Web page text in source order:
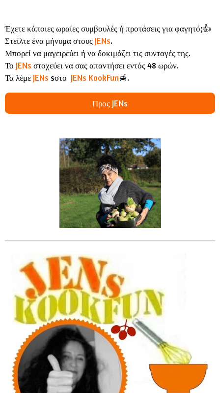
Έχετε κάποιες ωραίες συμβουλές ή προτάσεις για φαγητό;👍
Στείλτε ένα μήνυμα στους JENs.
Μπορεί να μαγειρεύει ή να δοκιμάζει τις συνταγές της.
Το JENs στοχεύει να σας απαντήσει εντός 48 ωρών.
Τα λέμε JENs sστο JENs KookFun🍯.
Προς JENs